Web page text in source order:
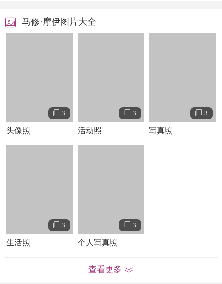
和《左右不逢源》等美剧里客串演出 。
·摩伊的父亲是一位高中教师，母亲
是一位语言治疗师，
他还有个姐姐。他的姓氏“Moy ”来自于姓氏“梅”的粤语读音。
马修·摩伊图片大全
3
头像照
3
活动照
3
写真照
3
生活照
3
个人写真照
查看更多